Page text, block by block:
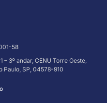
58
– 3º andar, CENU Torre Oeste,
Paulo, SP, 04578-910